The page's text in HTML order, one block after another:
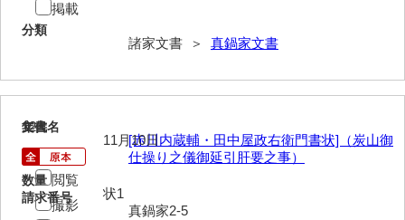
堅田家文書（一般郷土伝来）
片山家文書（阿東町）
片山家文書（下関市豊浦）
分類
諸家文書 ＞ 真鍋家文書
掲載
12
文書名
[赤川内蔵輔・田中屋政右衛門書状]（炭山御
仕操り之儀御延引肝要之事）
請求番号
真鍋家2-5
年代
11月10日
数量
状1
閲覧
撮影